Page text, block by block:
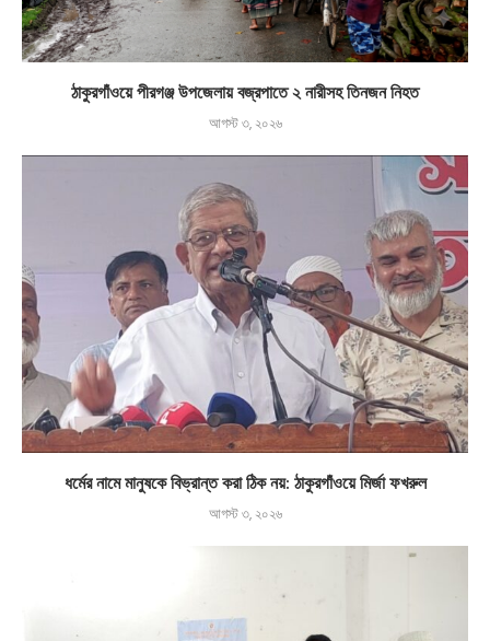
ঠাকুরগাঁওয়ে পীরগঞ্জ উপজেলায় বজ্রপাতে ২ নারীসহ তিনজন নিহত
আগস্ট ৩, ২০২৬
ধর্মের নামে মানুষকে বিভ্রান্ত করা ঠিক নয়: ঠাকুরগাঁওয়ে মির্জা ফখরুল
আগস্ট ৩, ২০২৬